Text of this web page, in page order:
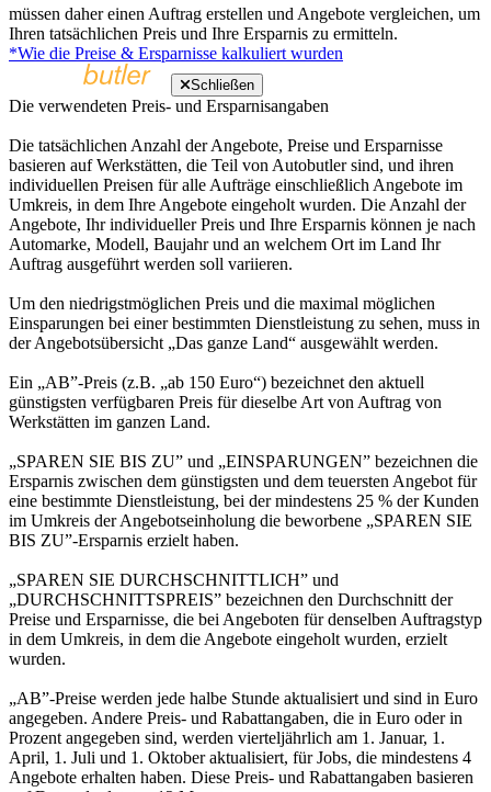
müssen daher einen Auftrag erstellen und Angebote vergleichen, um
Ihren tatsächlichen Preis und Ihre Ersparnis zu ermitteln.
*Wie die Preise & Ersparnisse kalkuliert wurden
Schließen
Die verwendeten Preis- und Ersparnisangaben
Die tatsächlichen Anzahl der Angebote, Preise und Ersparnisse
basieren auf Werkstätten, die Teil von Autobutler sind, und ihren
individuellen Preisen für alle Aufträge einschließlich Angebote im
Umkreis, in dem Ihre Angebote eingeholt wurden. Die Anzahl der
Angebote, Ihr individueller Preis und Ihre Ersparnis können je nach
Automarke, Modell, Baujahr und an welchem Ort im Land Ihr
Auftrag ausgeführt werden soll variieren.
Um den niedrigstmöglichen Preis und die maximal möglichen
Einsparungen bei einer bestimmten Dienstleistung zu sehen, muss in
der Angebotsübersicht „Das ganze Land“ ausgewählt werden.
Ein „AB”-Preis (z.B. „ab 150 Euro“) bezeichnet den aktuell
günstigsten verfügbaren Preis für dieselbe Art von Auftrag von
Werkstätten im ganzen Land.
„SPAREN SIE BIS ZU” und „EINSPARUNGEN” bezeichnen die
Ersparnis zwischen dem günstigsten und dem teuersten Angebot für
eine bestimmte Dienstleistung, bei der mindestens 25 % der Kunden
im Umkreis der Angebotseinholung die beworbene „SPAREN SIE
BIS ZU”-Ersparnis erzielt haben.
„SPAREN SIE DURCHSCHNITTLICH” und
„DURCHSCHNITTSPREIS” bezeichnen den Durchschnitt der
Preise und Ersparnisse, die bei Angeboten für denselben Auftragstyp
in dem Umkreis, in dem die Angebote eingeholt wurden, erzielt
wurden.
„AB”-Preise werden jede halbe Stunde aktualisiert und sind in Euro
angegeben. Andere Preis- und Rabattangaben, die in Euro oder in
Prozent angegeben sind, werden vierteljährlich am 1. Januar, 1.
April, 1. Juli und 1. Oktober aktualisiert, für Jobs, die mindestens 4
Angebote erhalten haben. Diese Preis- und Rabattangaben basieren